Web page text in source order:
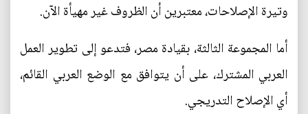
وتيرة الإصلاحات، معتبرين أن الظروف غير مهيأة الآن.
أما المجموعة الثالثة، بقيادة مصر، فتدعو إلى تطوير العمل
العربي المشترك، على أن يتوافق مع الوضع العربي القائم،
أي الإصلاح التدريجي.